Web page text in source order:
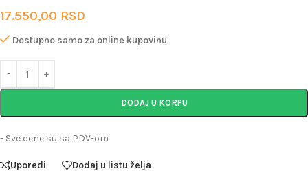
17.550,00 RSD
Dostupno samo za online kupovinu
DODAJ U KORPU
- Sve cene su sa PDV-om
Uporedi Dodaj u listu želja